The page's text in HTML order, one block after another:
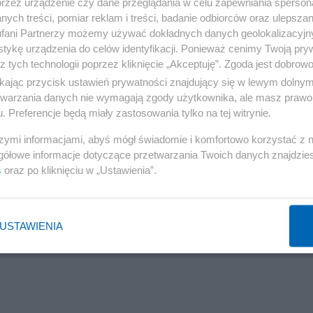
książkę, w której pisze, że obecny metropolita
niego. A on nadać miał dalej jej tok. Rzeczywiście tak
jej wcale ówczesny nuncjusz papieski, abp
ojca świętego. Zrobiła to podczas prywatnej
sensacyjny film.
treści, pomiar reklam i treści, badanie odbiorców oraz
Partnerzy możemy używać dokładnych danych
urządzenia do celów identyfikacji. Ponieważ cenimy Twoją
tych technologii poprzez kliknięcie „Akceptuję”. Zgoda jest
przycisk ustawień prywatności znajdujący się w lewym
danych nie wymagają zgody użytkownika, ale masz
Preferencje będą miały zastosowania tylko na tej witrynie.
informacjami, abyś mógł świadomie i komfortowo korzystać z
informacje dotyczące przetwarzania Twoich danych
oraz po kliknięciu w „Ustawienia”.
USTAWIENIA